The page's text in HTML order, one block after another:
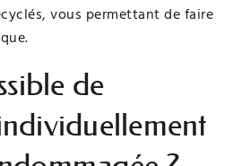
vous permettant de faire
de